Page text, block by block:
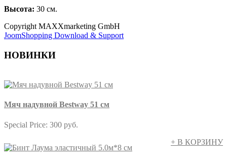
Высота: 30 см.
Copyright MAXXmarketing GmbH
JoomShopping Download & Support
НОВИНКИ
Мяч надувной Bestway 51 см
Special Price: 300 руб.
+ В КОРЗИНУ